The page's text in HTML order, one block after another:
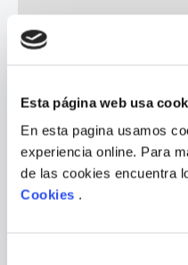
Esta página web usa
En esta pagina usamos
experiencia online. Para
de las cookies encuentra
Cookies .